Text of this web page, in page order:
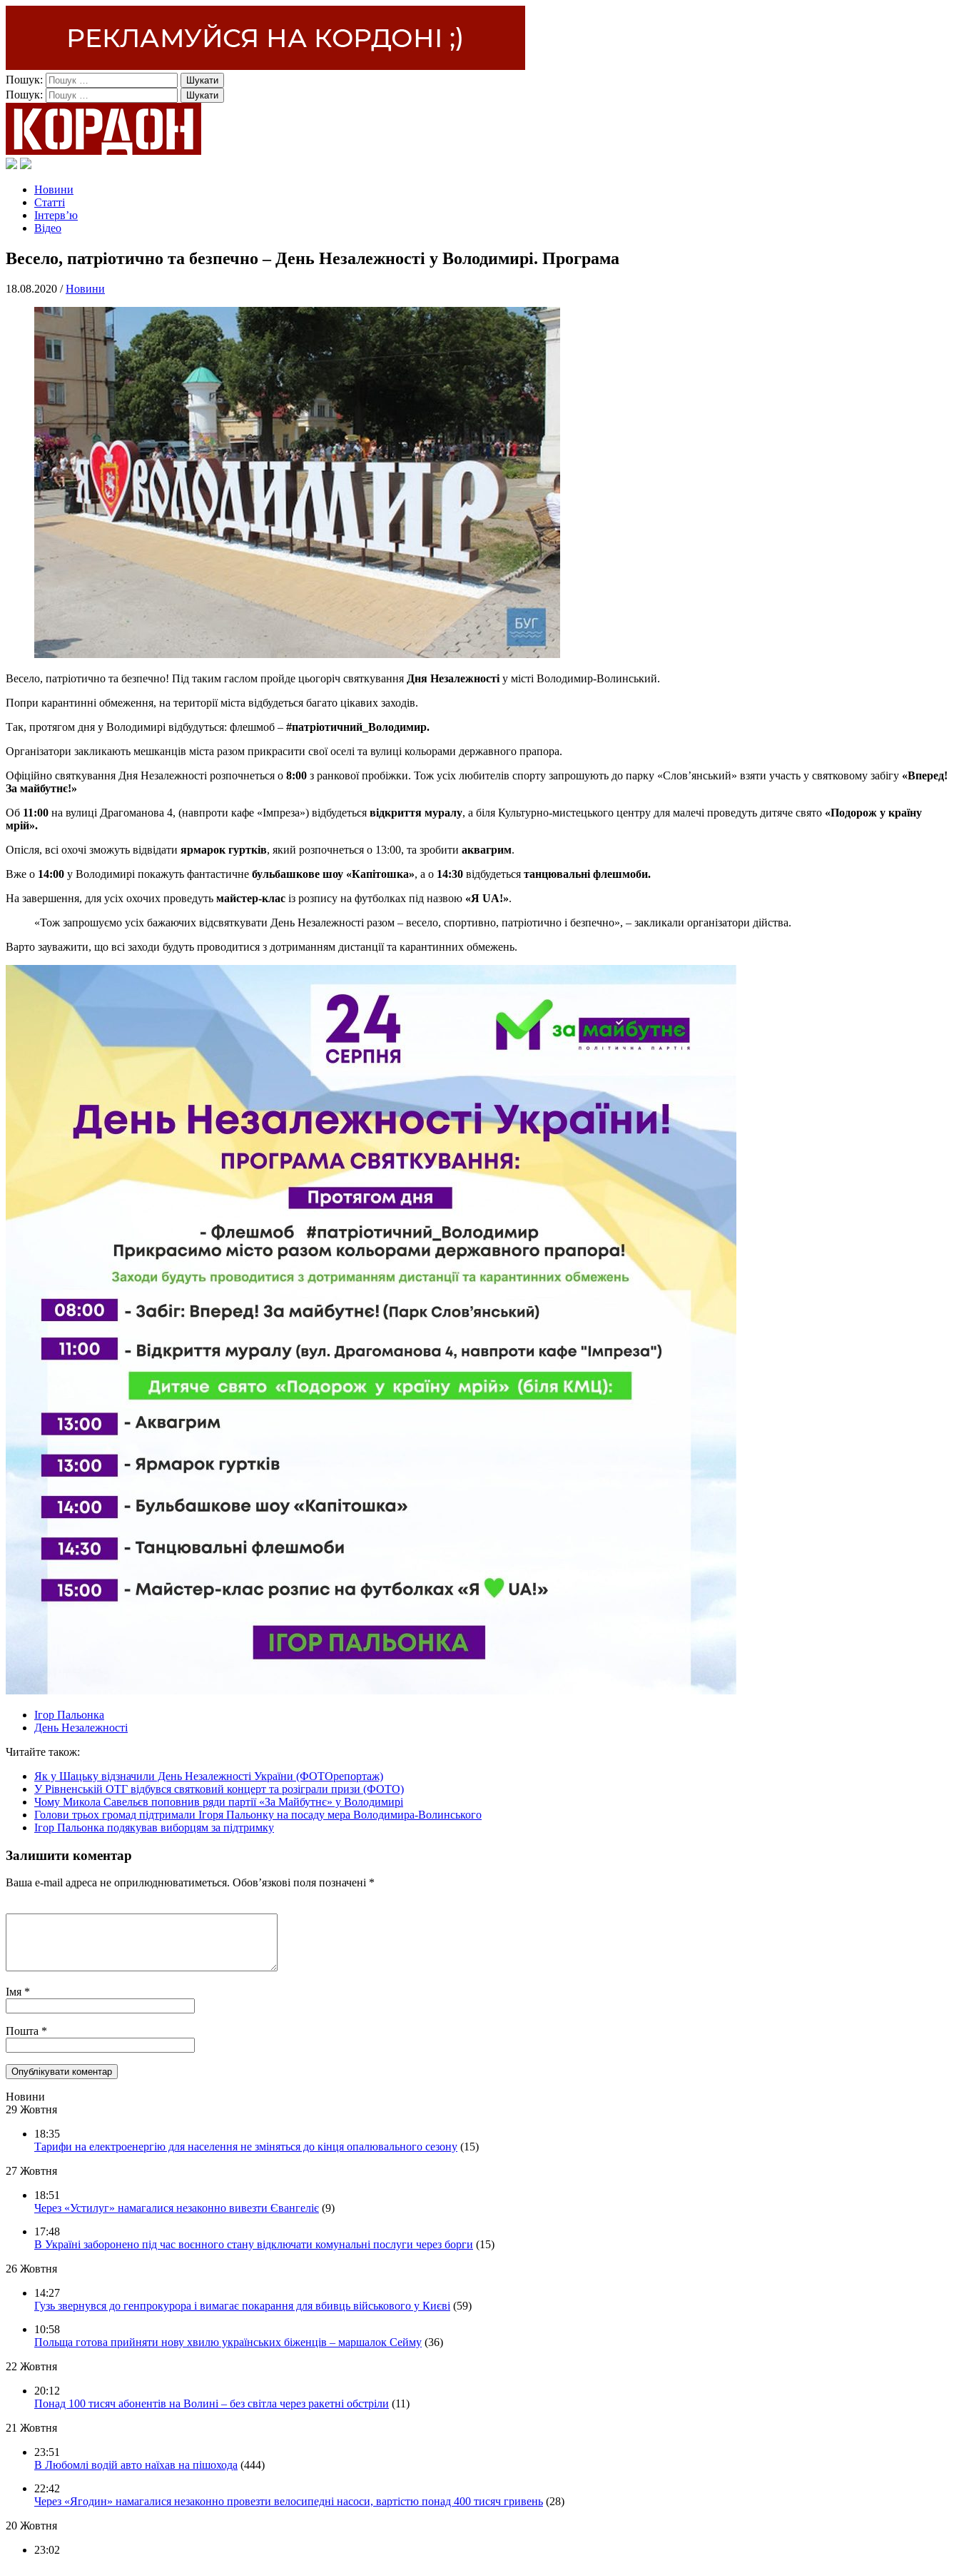
Пошук:
Пошук:
Новини
Статті
Інтерв’ю
Відео
Весело, патріотично та безпечно – День Незалежності у Володимирі. Програма
18.08.2020 /Новини
Весело, патріотично та безпечно! Під таким гаслом пройде цьогоріч святкування Дня Незалежності у місті Володимир-Волинський.
Попри карантинні обмеження, на території міста відбудеться багато цікавих заходів.
Так, протягом дня у Володимирі відбудуться: флешмоб – #патріотичний_Володимир.
Організатори закликають мешканців міста разом прикрасити свої оселі та вулиці кольорами державного прапора.
Офіційно святкування Дня Незалежності розпочнеться о 8:00 з ранкової пробіжки. Тож усіх любителів спорту запрошують до парку «Слов’янський» взяти участь у святковому забігу «Вперед!
За майбутнє!»
Об 11:00 на вулиці Драгоманова 4, (навпроти кафе «Імпреза») відбудеться відкриття муралу, а біля Культурно-мистецького центру для малечі проведуть дитяче свято «Подорож у країну
мрій».
Опісля, всі охочі зможуть відвідати ярмарок гуртків, який розпочнеться о 13:00, та зробити аквагрим.
Вже о 14:00 у Володимирі покажуть фантастичне бульбашкове шоу «Капітошка», а о 14:30 відбудеться танцювальні флешмоби.
На завершення, для усіх охочих проведуть майстер-клас із розпису на футболках під назвою «Я UA!».
«Тож запрошуємо усіх бажаючих відсвяткувати День Незалежності разом – весело, спортивно, патріотично і безпечно», – закликали організатори дійства.
Варто зауважити, що всі заходи будуть проводитися з дотриманням дистанції та карантинних обмежень.
Ігор Пальонка
День Незалежності
Читайте також:
Як у Шацьку відзначили День Незалежності України (ФОТОрепортаж)
У Рівненській ОТГ відбувся святковий концерт та розіграли призи (ФОТО)
Чому Микола Савельєв поповнив ряди партії «За Майбутнє» у Володимирі
Голови трьох громад підтримали Ігоря Пальонку на посаду мера Володимира-Волинського
Ігор Пальонка подякував виборцям за підтримку
Залишити коментар
Ваша e-mail адреса не оприлюднюватиметься. Обов’язкові поля позначені *
Імя *
Пошта *
Новини
29 Жовтня
18:35
Тарифи на електроенергію для населення не зміняться до кінця опалювального сезону (15)
27 Жовтня
18:51
Через «Устилуг» намагалися незаконно вивезти Євангеліє (9)
17:48
В Україні заборонено під час воєнного стану відключати комунальні послуги через борги (15)
26 Жовтня
14:27
Гузь звернувся до генпрокурора і вимагає покарання для вбивць військового у Києві (59)
10:58
Польща готова прийняти нову хвилю українських біженців – маршалок Сейму (36)
22 Жовтня
20:12
Понад 100 тисяч абонентів на Волині – без світла через ракетні обстріли (11)
21 Жовтня
23:51
В Любомлі водій авто наїхав на пішохода (444)
22:42
Через «Ягодин» намагалися незаконно провезти велосипедні насоси, вартістю понад 400 тисяч гривень (28)
20 Жовтня
23:02